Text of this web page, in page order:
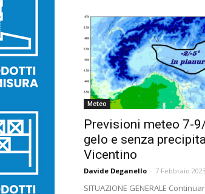
Meteo
Previsioni meteo 7-
gelo e senza
Vicentino
Davide Deganello - 7 Febbraio 2023
SITUAZIONE GENERALE